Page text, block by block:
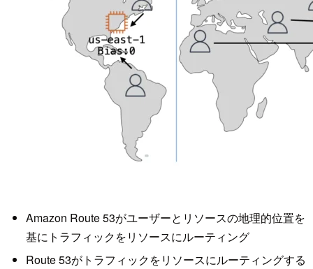
Amazon Route 53がユーザーとリソースの地理的位置を
基にトラフィックをリソースにルーティング
Route 53がトラフィックをリソースにルーティングする